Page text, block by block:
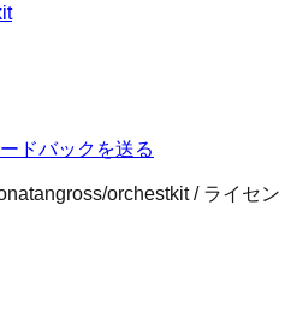
ドバックを送る
orchestkit/ ライセン